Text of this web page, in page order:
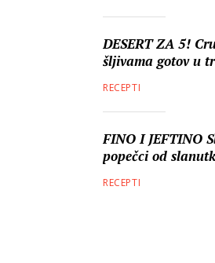
DESERT ZA 5!
šljivama gotov u
RECEPTI
FINO I JEFTINO
popečci od
RECEPTI